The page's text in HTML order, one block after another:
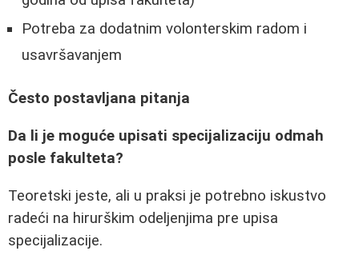
Potreba za dodatnim volonterskim radom i
usavršavanjem
Često postavljana pitanja
Da li je moguće upisati specijalizaciju odmah
posle fakulteta?
Teoretski jeste, ali u praksi je potrebno iskustvo
radeći na hirurškim odeljenjima pre upisa
specijalizacije.